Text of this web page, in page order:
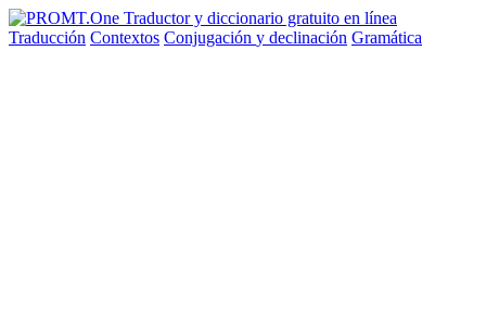
Traducción Contextos Conjugación y declinación Gramática